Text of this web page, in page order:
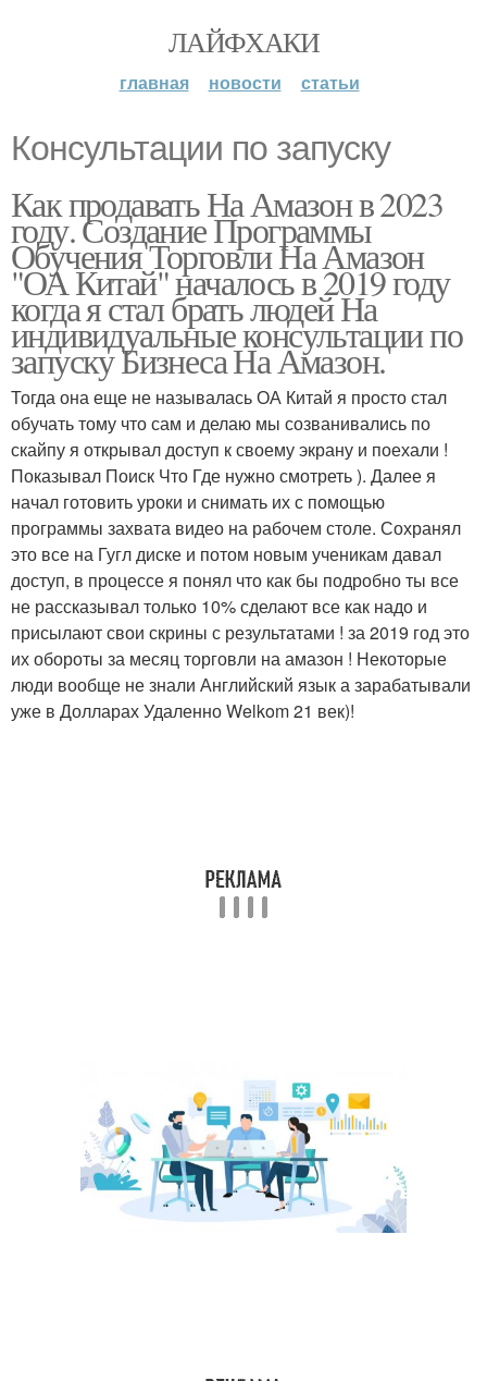
ЛАЙФХАКИ
главная новости статьи
Консультации по запуску
Как продавать На Амазон в 2023
году. Создание Программы
Обучения Торговли На Амазон
"ОА Китай" началось в 2019 году
когда я стал брать людей На
индивидуальные консультации по
запуску Бизнеса На Амазон.
Тогда она еще не называлась ОА Китай я просто стал
обучать тому что сам и делаю мы созванивались по
скайпу я открывал доступ к своему экрану и поехали !
Показывал Поиск Что Где нужно смотреть ). Далее я
начал готовить уроки и снимать их с помощью
программы захвата видео на рабочем столе. Сохранял
это все на Гугл диске и потом новым ученикам давал
доступ, в процессе я понял что как бы подробно ты все
не рассказывал только 10% сделают все как надо и
присылают свои скрины с результатами ! за 2019 год это
их обороты за месяц торговли на амазон ! Некоторые
люди вообще не знали Английский язык а зарабатывали
уже в Долларах Удаленно Welkom 21 век)!